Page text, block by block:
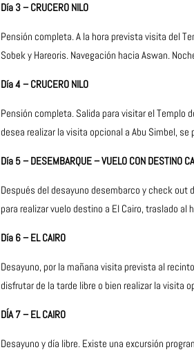
Día 3 – CRUCERO NILO
Pensión completa. A la hora prevista visita del
Sobek y Hareoris. Navegación hacia Aswan.
Día 4 – CRUCERO NILO
Pensión completa. Salida para visitar el Templo
desea realizar la visita opcional a Abu Simbel, se
Día 5 – DESEMBARQUE – VUELO CON DESTINO
Después del desayuno desembarco y check out
para realizar vuelo destino a El Cairo, traslado al
Día 6 – EL CAIRO
Desayuno, por la mañana visita prevista al
disfrutar de la tarde libre o bien realizar la visita
DÍA 7 – EL CAIRO
Desayuno y día libre. Existe una excursión